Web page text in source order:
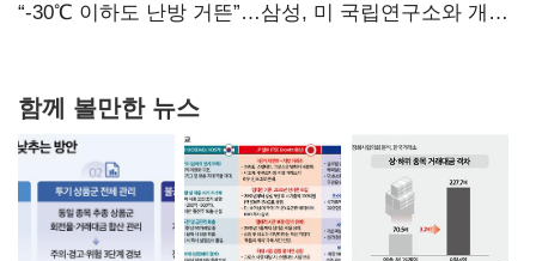
없어”
“-30℃ 이하도 난방 거뜬”…삼성, 미 국립연구소와 개발
함께 볼만한 뉴스